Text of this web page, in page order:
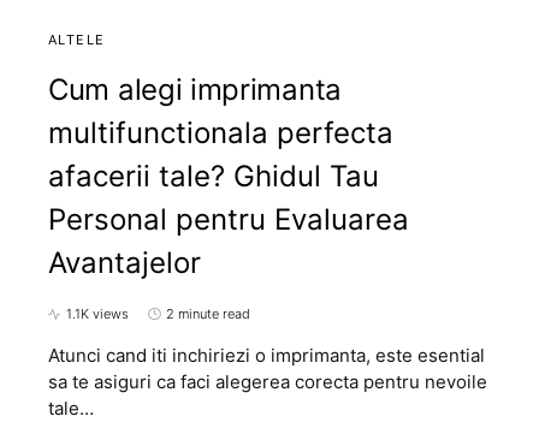
ALTELE
Cum alegi imprimanta
multifunctionala perfecta
afacerii tale? Ghidul Tau
Personal pentru Evaluarea
Avantajelor
1.1K views 2 minute read
Atunci cand iti inchiriezi o imprimanta, este esential
sa te asiguri ca faci alegerea corecta pentru nevoile
tale…